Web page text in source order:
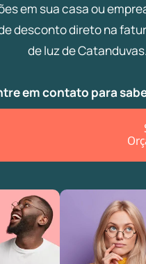
em sua casa ou
desconto direto na
de luz de Catanduvas.
em contato para